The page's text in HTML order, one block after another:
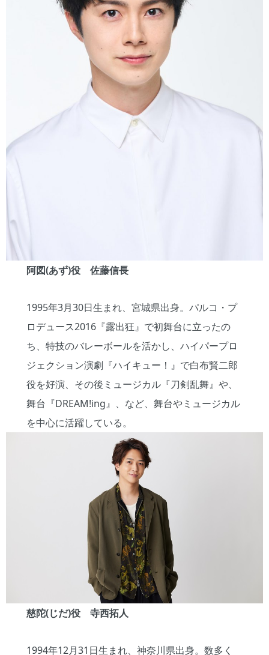
阿図(あず)役 佐藤信長
1995年3月30日生まれ、宮城県出身。パルコ・プ
ロデュース2016『露出狂』で初舞台に立ったの
ち、特技のバレーボールを活かし、ハイパープロ
ジェクション演劇『ハイキュー！』で白布賢二郎
役を好演、その後ミュージカル『刀剣乱舞』や、
舞台『DREAM!ing』、など、舞台やミュージカル
を中心に活躍している。
慈陀(じだ)役 寺西拓人
1994年12月31日生まれ、神奈川県出身。数多く